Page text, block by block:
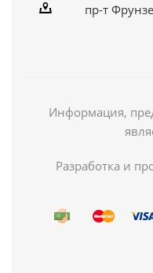
пр-т
Информация,
Разработка и